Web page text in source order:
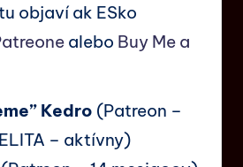
objaví ak ESko
alebo Buy Me a
Kedro (Patreon –
– aktívny)